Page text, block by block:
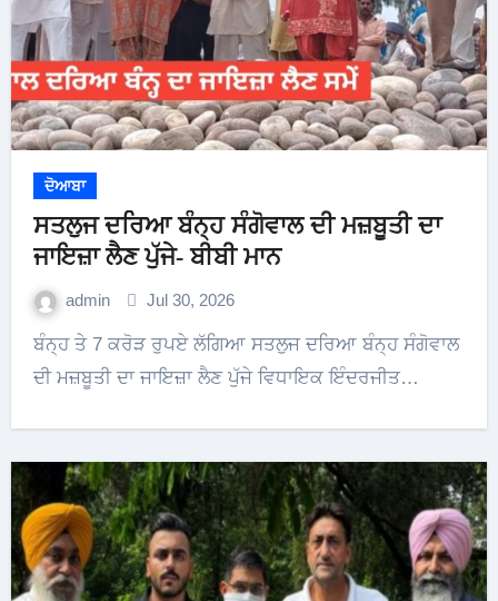
ਦੋਆਬਾ
ਸਤਲੁਜ ਦਰਿਆ ਬੰਨ੍ਹ ਸੰਗੋਵਾਲ ਦੀ ਮਜ਼ਬੂਤੀ ਦਾ
ਜਾਇਜ਼ਾ ਲੈਣ ਪੁੱਜੇ- ਬੀਬੀ ਮਾਨ
admin Jul 30, 2026
ਬੰਨ੍ਹ ਤੇ 7 ਕਰੋੜ ਰੁਪਏ ਲੱਗਿਆ ਸਤਲੁਜ ਦਰਿਆ ਬੰਨ੍ਹ ਸੰਗੋਵਾਲ
ਦੀ ਮਜ਼ਬੂਤੀ ਦਾ ਜਾਇਜ਼ਾ ਲੈਣ ਪੁੱਜੇ ਵਿਧਾਇਕ ਇੰਦਰਜੀਤ…